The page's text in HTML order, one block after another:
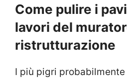
Come pulire i
lavori del
ristrutturazione
I più pigri